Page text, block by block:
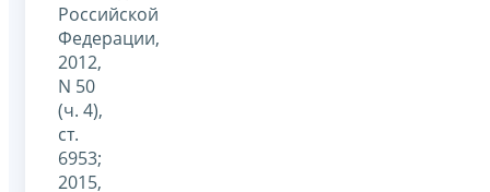
Российской
Федерации,
2012,
N 50
(ч. 4),
ст.
6953;
2015,